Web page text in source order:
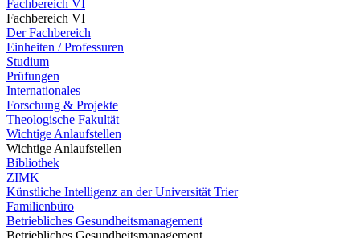
Fachbereich VI
Fachbereich VI
Der Fachbereich
Einheiten / Professuren
Studium
Prüfungen
Internationales
Forschung & Projekte
Theologische Fakultät
Wichtige Anlaufstellen
Wichtige Anlaufstellen
Bibliothek
ZIMK
Künstliche Intelligenz an der Universität Trier
Familienbüro
Betriebliches Gesundheitsmanagement
Betriebliches Gesundheitsmanagement